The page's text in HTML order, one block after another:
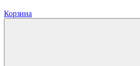
Корзина